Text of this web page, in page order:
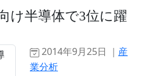
け半導体で3位に躍
2014年9月25日 ｜ 産
業分析